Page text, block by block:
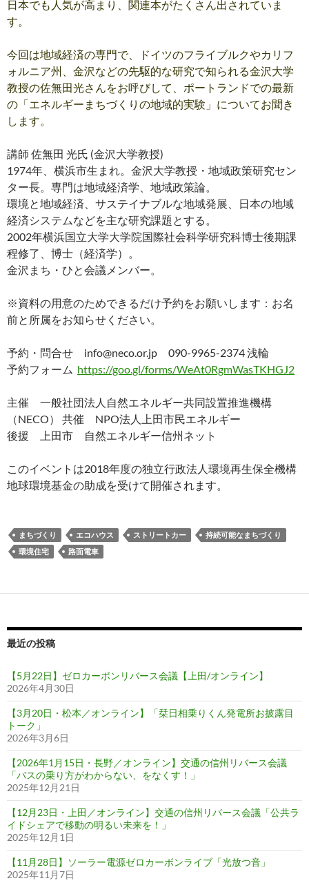
日本でも人気が高まり、関連本がたくさん出されていま
す。
今回は地域経済の専門で、ドイツのフライブルクやカリフ
ォルニア州、金沢などの先駆的な研究で知られる金沢大学
教授の佐無田光さんをお呼びして、ポートランドでの最新
の「エネルギーまちづくりの地域的実験」についてお聞き
します。
講師 佐無田 光氏 (金沢大学教授)
1974年、横浜市生まれ。金沢大学教授・地域政策研究セン
ター長。専門は地域経済学、地域政策論。
環境と地域経済、サステイナブルな地域発展、日本の地域
経済システムなどを主な研究課題とする。
2002年横浜国立大学大学院国際社会科学研究科博士後期課
程修了、博士（経済学）。
金沢まち・ひと会議メンバー。
※資料の用意のためできるだけ予約をお願いします：お名
前と所属をお知らせください。
予約・問合せ info@neco.or.jp 090-9965-2374 浅輪
予約フォーム https://goo.gl/forms/WeAt0RgmWasTKHGJ2
主催 一般社団法人自然エネルギー共同設置推進機構
（NECO） 共催 NPO法人上田市民エネルギー
後援 上田市 自然エネルギー信州ネット
このイベントは2018年度の独立行政法人環境再生保全機構
地球環境基金の助成を受けて開催されます。
まちづくり エコハウス ストリートカー
持続可能なまちづくり
環境住宅
路面電車
最近の投稿
【5月22日】ゼロカーボンリバース会議【上田/オンライン】
2026年4月30日
【3月20日・松本／オンライン】「栞日相乗りくん発電所お披露目
トーク」
2026年3月6日
【2026年1月15日・長野／オンライン】交通の信州リバース会議
「バスの乗り方がわからない、をなくす！」
2025年12月21日
【12月23日・上田／オンライン】交通の信州リバース会議「公共ラ
イドシェアで移動の明るい未来を！」
2025年12月1日
【11月28日】ソーラー電源ゼロカーボンライブ「光放つ音」
2025年11月7日